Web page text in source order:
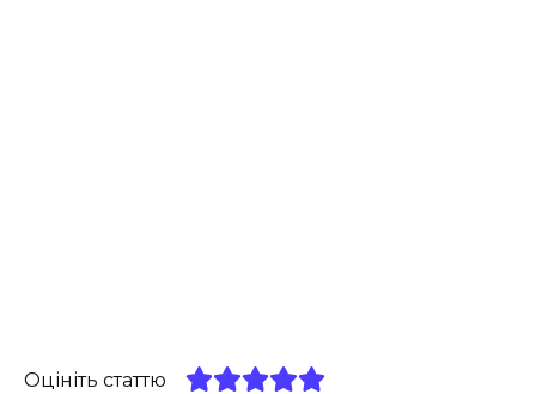
Оцініть статтю